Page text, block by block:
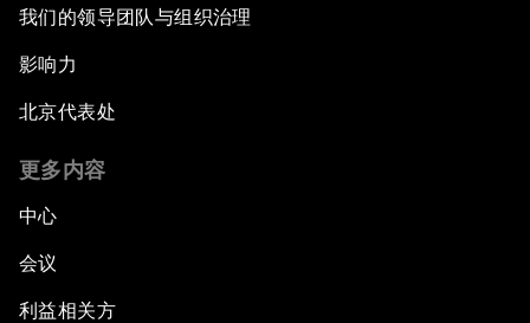
我们的领导团队与组织治理
影响力
北京代表处
更多内容
中心
会议
利益相关方